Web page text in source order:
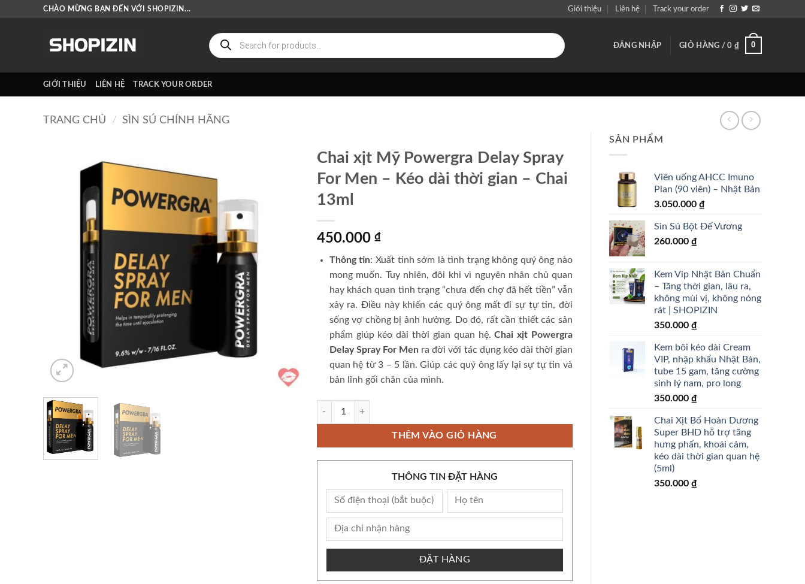
CHÀO MỪNG BẠN ĐẾN VỚI SHOPIZIN... Giới thiệu Liên hệ Track your order
Tìm
kiếm
sản
phẩm
ĐĂNG NHẬP GIỎ HÀNG /0 ₫ 0
GIỚI THIỆU LIÊN HỆ TRACK YOUR ORDER
TRANG CHỦ / SÌN SÚ CHÍNH HÃNG
SẢN PHẨM
Viên uống AHCC Imuno
Plan (90 viên) – Nhật Bản
3.050.000 ₫
Sìn Sú Bột Đế Vương
260.000 ₫
Kem Vip Nhật Bản Chuẩn
– Tăng thời gian, lâu ra,
không mùi vị, không nóng
rát | SHOPIZIN
350.000 ₫
Kem bôi kéo dài Cream
VIP, nhập khẩu Nhật Bản,
tube 15 gam, tăng cường
sinh lý nam, pro long
350.000 ₫
Chai Xịt Bổ Hoàn Dương
Super BHD hỗ trợ tăng
hưng phấn, khoái cảm,
kéo dài thời gian quan hệ
(5ml)
350.000 ₫
Chai xịt Mỹ Powergra Delay Spray
For Men – Kéo dài thời gian – Chai
13ml
450.000 ₫
Thông tin: Xuất tinh sớm là tình trạng không quý ông nào
mong muốn. Tuy nhiên, đôi khi vì nguyên nhân chủ quan
hay khách quan tình trạng “chưa đến chợ đã hết tiền” vẫn
xảy ra. Điều này khiến các quý ông mất đi sự tự tin, đời
sống vợ chồng bị ảnh hưởng. Do đó, rất cần thiết các sản
phẩm giúp kéo dài thời gian quan hệ.Chai xịt Powergra
Delay Spray For Men ra đời với tác dụng kéo dài thời gian
quan hệ từ 3 – 5 lần. Giúp các quý ông lấy lại sự tự tin và
bản lĩnh gối chăn của mình.
Chai xịt Mỹ Powergra Delay Spray For Men - Kéo dài thời gian - Chai 13ml số lượng
THÊM VÀO GIỎ HÀNG
THÔNG TIN ĐẶT HÀNG
ĐẶT HÀNG